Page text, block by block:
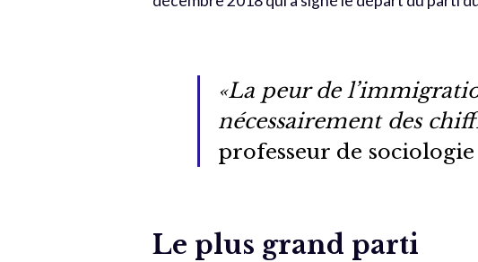
«La peur de
nécessairement des
professeur de
Le plus grand parti